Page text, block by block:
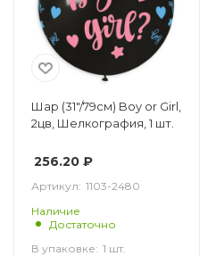
Шар (31"/79см) Boy or Girl,
2цв, Шелкография, 1 шт.
256.20 ₽
Артикул: 1103-2480
Наличие
Достаточно
В упаковке: 1 шт.